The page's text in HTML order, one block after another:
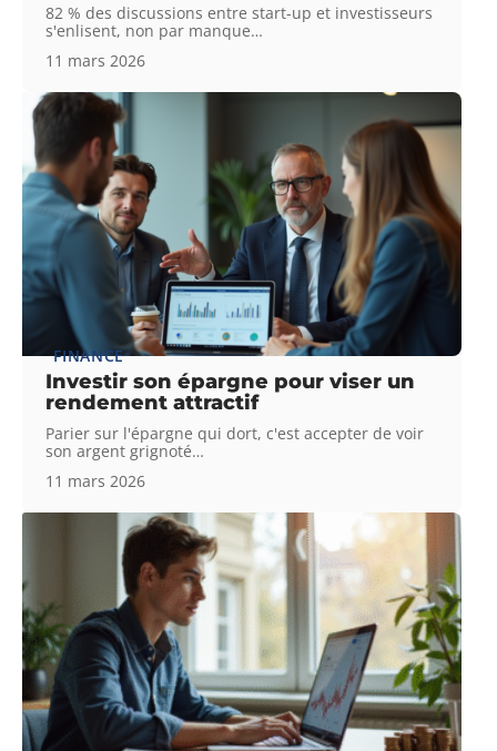
82 % des discussions entre start-up et investisseurs
s'enlisent, non par manque…
11 mars 2026
FINANCE
Investir son épargne pour viser un
rendement attractif
Parier sur l'épargne qui dort, c'est accepter de voir
son argent grignoté…
11 mars 2026